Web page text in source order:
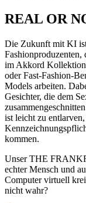
REAL OR
Die Zukunft mit KI ist
Fashionproduzenten,
im Akkord
oder Fast-Fashion-
Models arbeiten.
Gesichter, die dem
ist leicht zu
kommen.
Unser THE
echter Mensch und
Computer virtuell
nicht wahr?